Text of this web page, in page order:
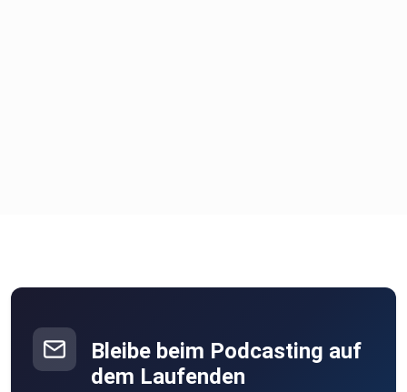
Bleibe beim Podcasting auf
dem Laufenden